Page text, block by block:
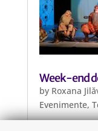
Week-end
by Roxana
Evenimente,